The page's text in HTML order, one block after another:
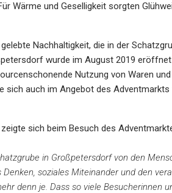
Wärme und Geselligkeit sorgten
Nachhaltigkeit, die in der
wurde im August 2019
Nutzung von Waren
sich auch im Angebot des Adventmarkts
zeigte sich beim Besuch des
in Großpetersdorf von den
soziales Miteinander und den
denn je. Dass so viele Besucherinnen